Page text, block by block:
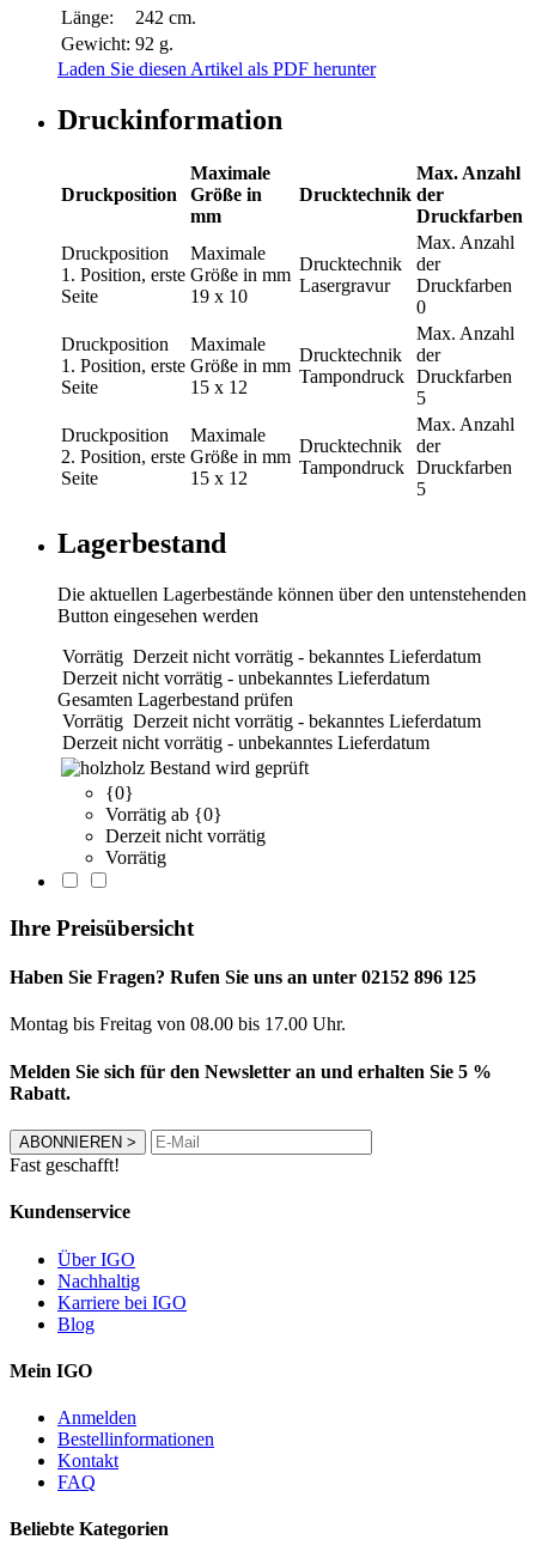
Länge:
242 cm.
Gewicht: 92 g.
Laden Sie diesen Artikel als PDF herunter
Druckinformation
Druckposition
Maximale
Größe in
mm
Drucktechnik
Max. Anzahl
der
Druckfarben
Druckposition
1. Position, erste
Seite
Maximale
Größe in mm
19 x 10
Drucktechnik
Lasergravur
Max. Anzahl
der
Druckfarben
0
Druckposition
1. Position, erste
Seite
Maximale
Größe in mm
15 x 12
Drucktechnik
Tampondruck
Max. Anzahl
der
Druckfarben
5
Druckposition
2. Position, erste
Seite
Maximale
Größe in mm
15 x 12
Drucktechnik
Tampondruck
Max. Anzahl
der
Druckfarben
5
Lagerbestand
Die aktuellen Lagerbestände können über den untenstehenden
Button eingesehen werden
Vorrätig Derzeit nicht vorrätig - bekanntes Lieferdatum
Derzeit nicht vorrätig - unbekanntes Lieferdatum
Gesamten Lagerbestand prüfen
Vorrätig Derzeit nicht vorrätig - bekanntes Lieferdatum
Derzeit nicht vorrätig - unbekanntes Lieferdatum
holz Bestand wird geprüft
{0}
Vorrätig ab {0}
Derzeit nicht vorrätig
Vorrätig
Ihre Preisübersicht
Haben Sie Fragen? Rufen Sie uns an unter 02152 896 125
Montag bis Freitag von 08.00 bis 17.00 Uhr.
Melden Sie sich für den Newsletter an und erhalten Sie 5 %
Rabatt.
ABONNIEREN >
Fast geschafft!
Kundenservice
Über IGO
Nachhaltig
Karriere bei IGO
Blog
Mein IGO
Anmelden
Bestellinformationen
Kontakt
FAQ
Beliebte Kategorien